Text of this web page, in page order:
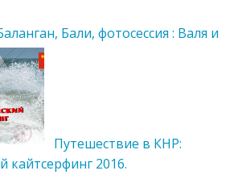
Бали, фотосессия : Валя и
Путешествие в КНР:
кайтсерфинг 2016.